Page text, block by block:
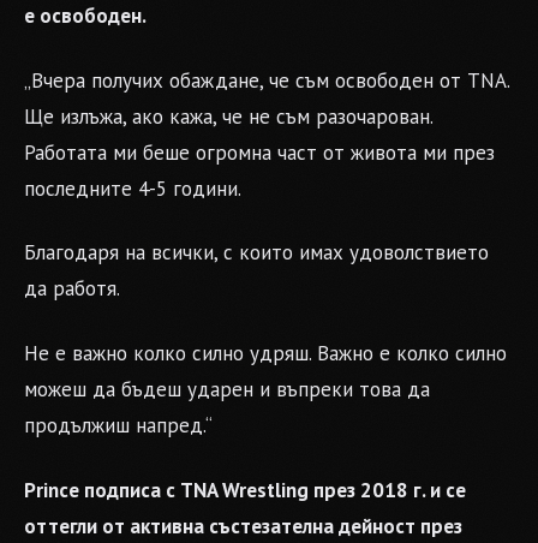
е освободен.
„Вчера получих обаждане, че съм освободен от TNA.
Ще излъжа, ако кажа, че не съм разочарован.
Работата ми беше огромна част от живота ми през
последните 4-5 години.
Благодаря на всички, с които имах удоволствието
да работя.
Не е важно колко силно удряш. Важно е колко силно
можеш да бъдеш ударен и въпреки това да
продължиш напред.“
Prince подписа с TNA Wrestling през 2018 г. и се
оттегли от активна състезателна дейност през